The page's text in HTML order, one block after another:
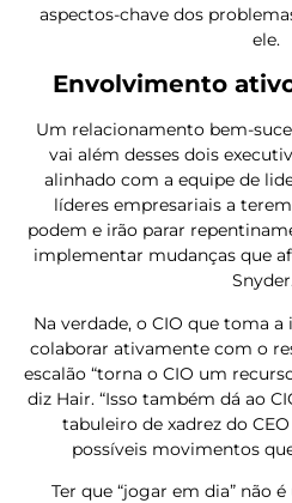
aspectos-chave dos
ele.
Envolvimento
Um relacionamento bem-
vai além desses dois
alinhado com a equipe de
líderes empresariais a
podem e irão parar
implementar mudanças que
Na verdade, o CIO que toma
colaborar ativamente com o
escalão “torna o CIO um
diz Hair. “Isso também dá ao
tabuleiro de xadrez do
possíveis movimentos
Ter que “jogar em dia” não